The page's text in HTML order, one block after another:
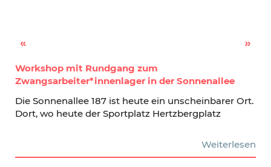
Workshop mit Rundgang zum
Zwangsarbeiter*innenlager in der Sonnenallee
Die Sonnenallee 187 ist heute ein unscheinbarer Ort.
Dort, wo heute der Sportplatz Hertzbergplatz
Weiterlesen